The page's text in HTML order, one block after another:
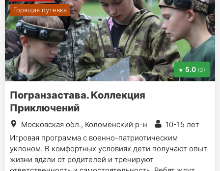
Горящая путевка
5.0 (2)
Погранзастава. Коллекция
Приключений
Московская обл., Коломенский р-н
10-15 лет
Игровая программа с военно-патриотическим
уклоном. В комфортных условиях дети получают опыт
жизни вдали от родителей и тренируют